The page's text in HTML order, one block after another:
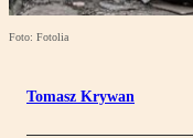
Foto: Fotolia
Tomasz Krywan